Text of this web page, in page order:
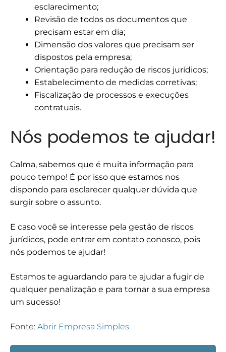
esclarecimento;
Revisão de todos os documentos que
precisam estar em dia;
Dimensão dos valores que precisam ser
dispostos pela empresa;
Orientação para redução de riscos jurídicos;
Estabelecimento de medidas corretivas;
Fiscalização de processos e execuções
contratuais.
Nós podemos te ajudar!
Calma, sabemos que é muita informação para
pouco tempo! É por isso que estamos nos
dispondo para esclarecer qualquer dúvida que
surgir sobre o assunto.
E caso você se interesse pela gestão de riscos
jurídicos, pode entrar em contato conosco, pois
nós podemos te ajudar!
Estamos te aguardando para te ajudar a fugir de
qualquer penalização e para tornar a sua empresa
um sucesso!
Fonte: Abrir Empresa Simples